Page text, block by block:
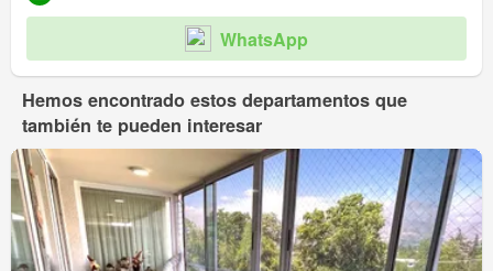
WhatsApp
Hemos encontrado estos departamentos que
también te pueden interesar